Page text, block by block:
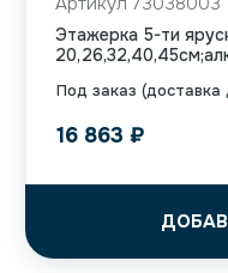
Под заказ (доставка
Этажерка 5-ти
16 863 ₽